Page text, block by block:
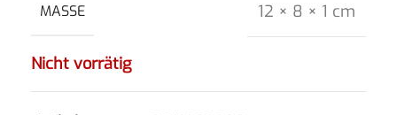
MASSE 12 × 8 × 1 cm
Nicht vorrätig